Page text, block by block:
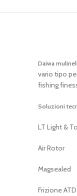
Daiwa
vario tipo
fishing
Soluzioni
LT Light &
Air Rotor
Magsealed
Frizione ATD